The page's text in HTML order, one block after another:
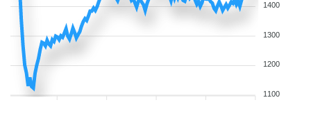
1400
1300
1200
1100